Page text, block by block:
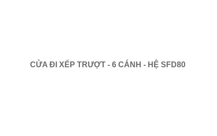
CỬA ĐI XẾP TRƯỢT - 6 CÁNH - HỆ SFD80